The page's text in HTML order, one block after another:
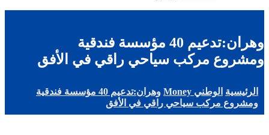
وهران:تدعيم 40 مؤسسة فندقية
ومشروع مركب سياحي راقي في الأفق
الرئيسية الوطني Money
وهران:تدعيم 40 مؤسسة فندقية
ومشروع مركب سياحي راقي في الأفق